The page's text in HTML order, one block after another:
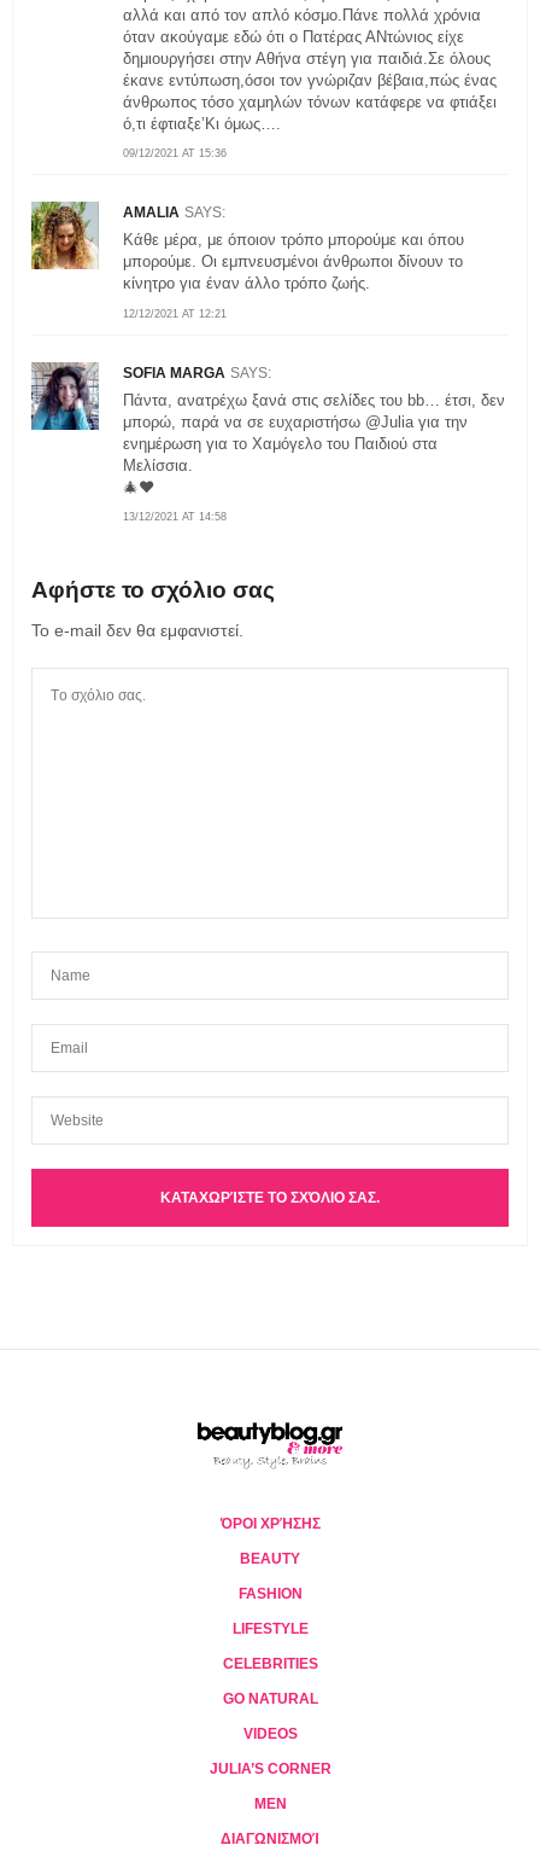
09/12/2021 AT 15:36
αλλά και από τον απλό κόσμο.Πάνε πολλά χρόνια
όταν ακούγαμε εδώ ότι ο Πατέρας ΑΝτώνιος είχε
δημιουργήσει στην Αθήνα στέγη για παιδιά.Σε όλους
έκανε εντύπωση,όσοι τον γνώριζαν βέβαια,πώς ένας
άνθρωπος τόσο χαμηλών τόνων κατάφερε να φτιάξει
ό,τι έφτιαξε’Κι όμως….
AMALIA SAYS:
12/12/2021 AT 12:21
Κάθε μέρα, με όποιον τρόπο μπορούμε και όπου
μπορούμε. Οι εμπνευσμένοι άνθρωποι δίνουν το
κίνητρο για έναν άλλο τρόπο ζωής.
SOFIA MARGA SAYS:
13/12/2021 AT 14:58
Πάντα, ανατρέχω ξανά στις σελίδες του bb… έτσι, δεν
μπορώ, παρά να σε ευχαριστήσω @Julia για την
ενημέρωση για το Χαμόγελο του Παιδιού στα
Μελίσσια.
🎄❤️
Αφήστε το σχόλιο σας
Το e-mail δεν θα εμφανιστεί.
ΌΡΟΙ ΧΡΉΣΗΣ
BEAUTY
FASHION
LIFESTYLE
CELEBRITIES
GO NATURAL
VIDEOS
JULIA’S CORNER
MEN
ΔΙΑΓΩΝΙΣΜΟΊ